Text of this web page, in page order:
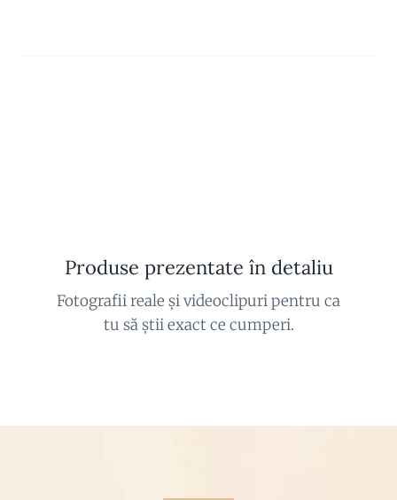
Produse prezentate în detaliu
Fotografii reale și videoclipuri pentru ca
tu să știi exact ce cumperi.